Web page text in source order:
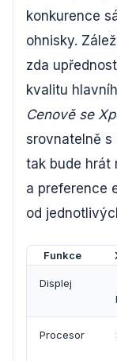
konkurence
ohnisky.
zda
kvalitu
Cenově se
srovnatelně s
tak bude hrát
a preference
od
Funkce
Displej
Procesor